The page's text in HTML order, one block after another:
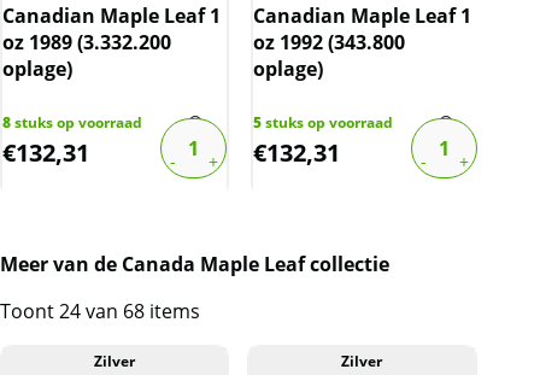
Canadian Maple Leaf 1
oz 1989 (3.332.200
oplage)
8stuks op voorraad
€132,31
Canadian Maple Leaf 1
oz 1992 (343.800
oplage)
5stuks op voorraad
€132,31
Meer van de Canada Maple Leaf collectie
Toont 24 van 68 items
Zilver Zilver